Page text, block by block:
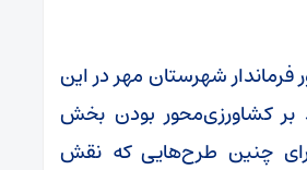
شهرستان مهر در این
بر کشاورزی‌محور بودن بخش
چنین طرح‌هایی که نقش